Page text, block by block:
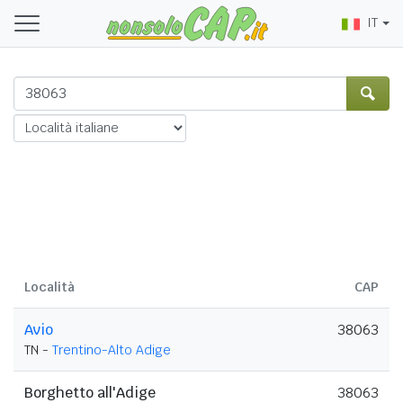
IT
Località CAP
Avio
TN - Trentino-Alto Adige
38063
Borghetto all'Adige 38063